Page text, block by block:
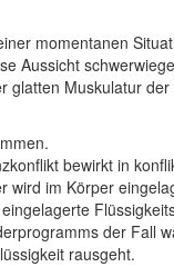
momentanen
Aussicht
Muskulatur
bewirkt in
im Körper
der Fall
rausgeht.